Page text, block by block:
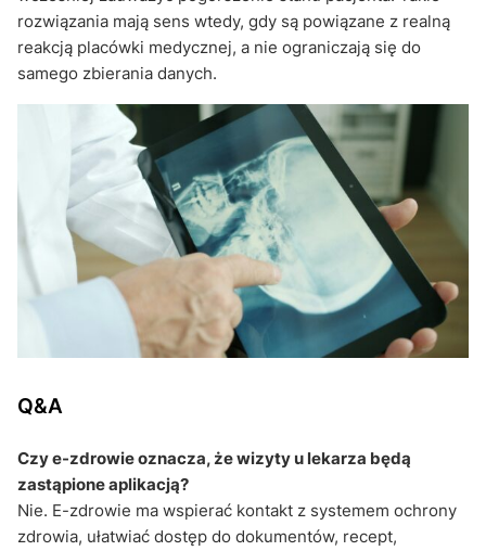
rozwiązania mają sens wtedy, gdy są powiązane z realną
reakcją placówki medycznej, a nie ograniczają się do
samego zbierania danych.
Q&A
Czy e-zdrowie oznacza, że wizyty u lekarza będą
zastąpione aplikacją?
Nie. E-zdrowie ma wspierać kontakt z systemem ochrony
zdrowia, ułatwiać dostęp do dokumentów, recept,